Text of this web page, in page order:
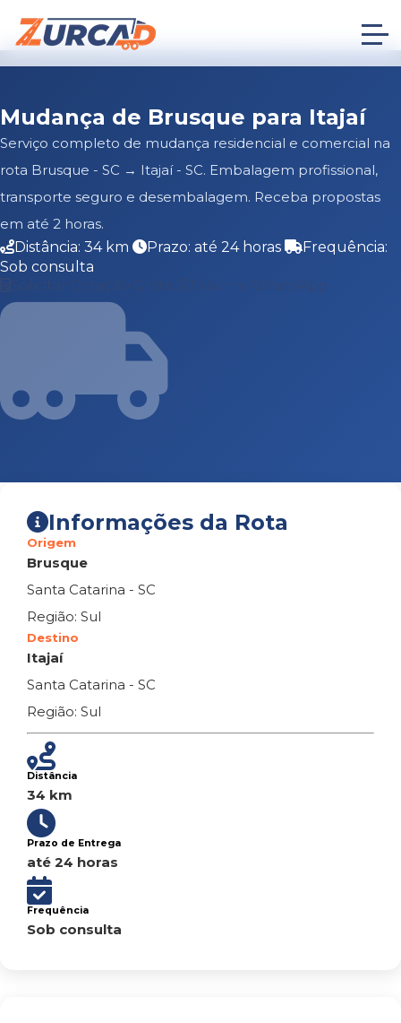
Mudança de Brusque para Itajaí
Serviço completo de mudança residencial e comercial na
rota Brusque - SC → Itajaí - SC. Embalagem profissional,
transporte seguro e desembalagem. Receba propostas
em até 2 horas.
Distância: 34 km
Prazo: até 24 horas
Frequência:
Sob consulta
Falar no WhatsApp
Informações da Rota
Origem
Brusque
Santa Catarina - SC
Região: Sul
Destino
Itajaí
Santa Catarina - SC
Região: Sul
Distância
34 km
Prazo de Entrega
até 24 horas
Frequência
Sob consulta